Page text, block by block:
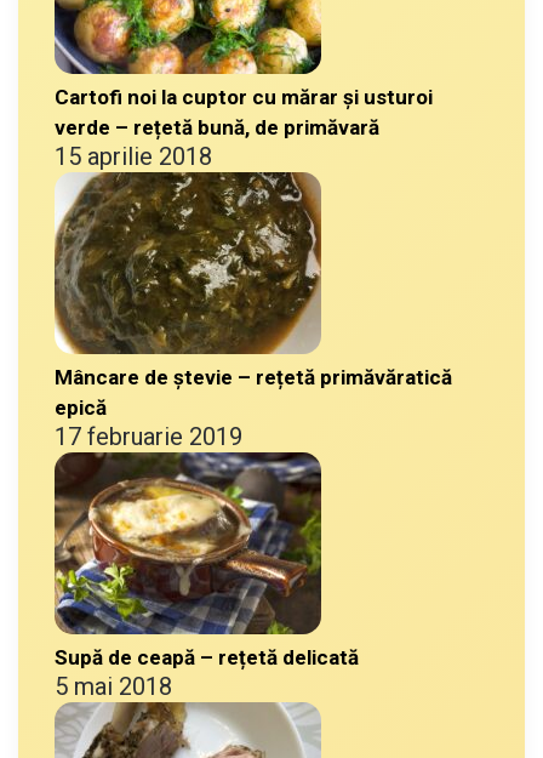
Cartofi noi la cuptor cu mărar și usturoi
verde – rețetă bună, de primăvară
15 aprilie 2018
Mâncare de ștevie – rețetă primăvăratică
epică
17 februarie 2019
Supă de ceapă – rețetă delicată
5 mai 2018